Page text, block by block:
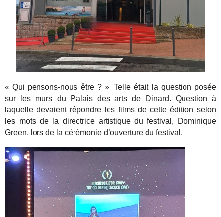
« Qui pensons-nous être ? ». Telle était la question posée
sur les murs du Palais des arts de Dinard. Question à
laquelle devaient répondre les films de cette édition selon
les mots de la directrice artistique du festival, Dominique
Green, lors de la cérémonie d’ouverture du festival.